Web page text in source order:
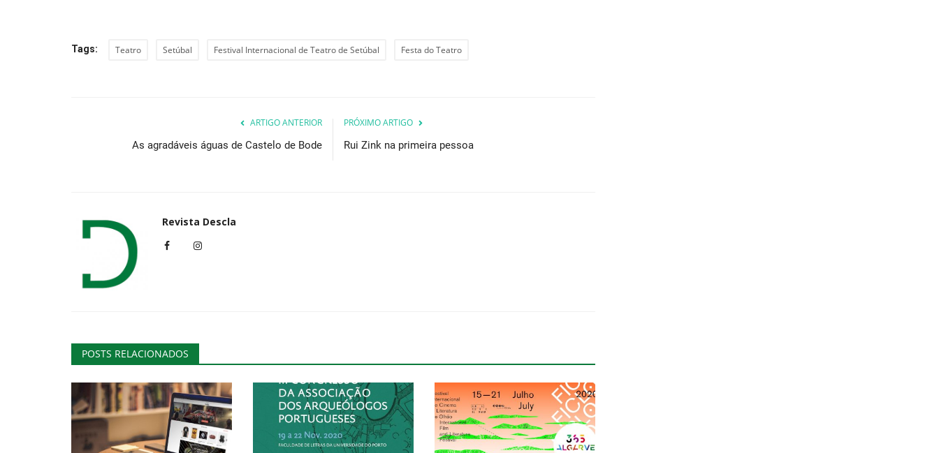
Tags: Teatro Setúbal Festival Internacional de Teatro de Setúbal Festa do Teatro
ARTIGO ANTERIOR
As agradáveis águas de Castelo de Bode
PRÓXIMO ARTIGO
Rui Zink na primeira pessoa
Revista Descla
POSTS RELACIONADOS